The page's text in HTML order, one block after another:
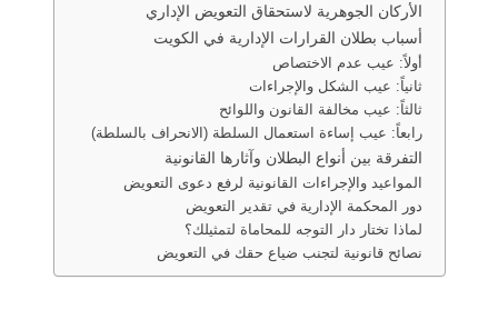
الأركان الجوهرية لاستحقاق التعويض الإداري
أسباب بطلان القرارات الإدارية في الكويت
أولاً: عيب عدم الاختصاص
ثانياً: عيب الشكل والإجراءات
ثالثاً: عيب مخالفة القانون واللوائح
رابعاً: عيب إساءة استعمال السلطة (الانحراف بالسلطة)
التفرقة بين أنواع البطلان وآثارها القانونية
المواعيد والإجراءات القانونية لرفع دعوى التعويض
دور المحكمة الإدارية في تقدير التعويض
لماذا تختار دار التوجه للمحاماة لتمثيلك؟
نصائح قانونية لتجنب ضياع حقك في التعويض